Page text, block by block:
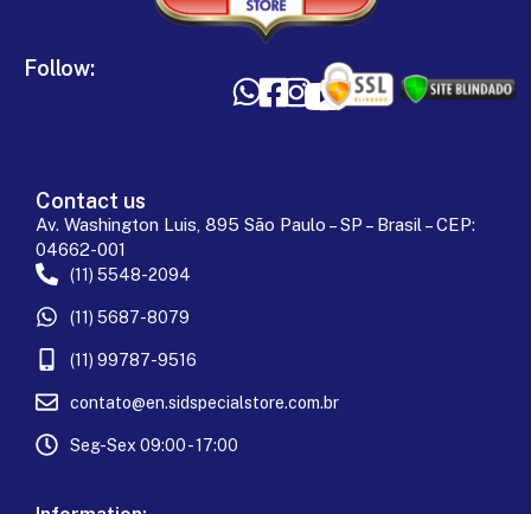
Follow:
Contact us
Av. Washington Luis, 895 São Paulo – SP – Brasil – CEP:
04662-001
(11) 5548-2094
(11) 5687-8079
(11) 99787-9516
contato@en.sidspecialstore.com.br
Seg-Sex 09:00 - 17:00